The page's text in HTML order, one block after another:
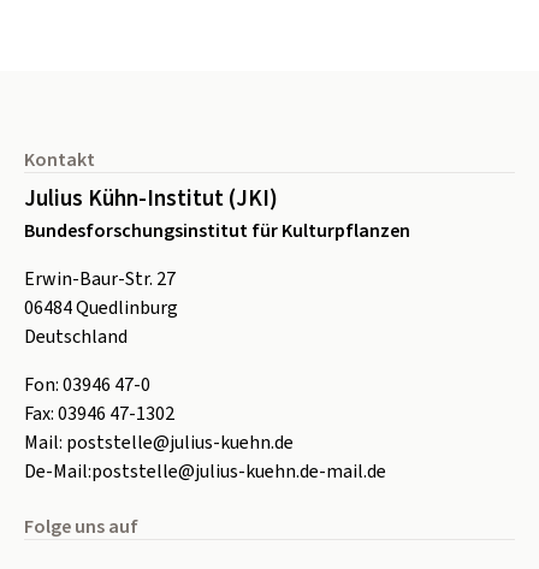
Kontakt
Julius Kühn-Institut (JKI)
Bundesforschungsinstitut für Kulturpflanzen
Erwin-Baur-Str. 27
06484Quedlinburg
Deutschland
Fon:03946 47-0
Fax:03946 47-1302
Mail: poststelle@julius-kuehn.de
De-Mail:poststelle@julius-kuehn.de-mail.de
Folge uns auf